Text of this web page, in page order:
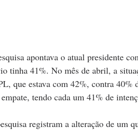
apontava o atual presidente
tinha 41%. No mês de abril, a
que estava com 42%, contra 40%
tendo cada um 41% de
registram a alteração de um